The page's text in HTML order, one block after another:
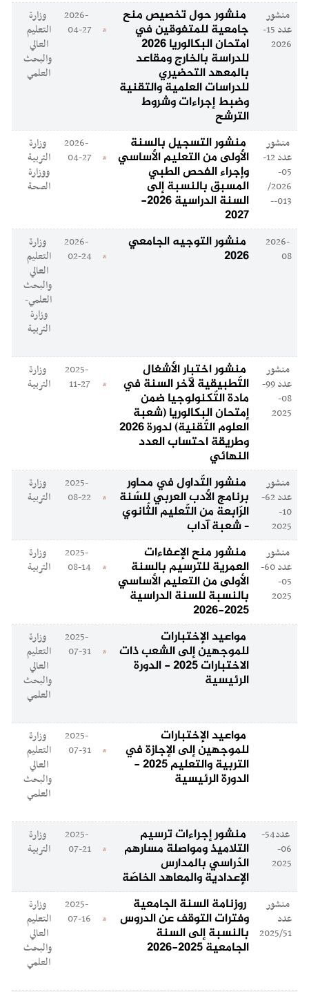
منشور
عدد 15-
2026
منشور حول تخصيص منح
جامعية للمتفوقين في
امتحان البكالوريا 2026
للدراسة بالخارج ومقاعد
بالمعهد التحضيري
للدراسات العلمية والتقنية
وضبط إجراءات وشروط
الترشح
2026-
04-27
وزارة
التعليم
العالي
والبحث
العلمي
منشور
عدد 12-
05-
2026/
013--
منشور التسجيل بالسنة
الأولى من التعليم الأساسي
وإجراء الفحص الطبي
المسبق بالنسبة إلى
السنة الدراسية 2026-
2027
2026-
04-27
وزارة
التربية
ووزارة
الصحة
2026-
08
منشور التوجيه الجامعي
2026
2026-
02-24
وزارة
التعليم
العالي
والبحث
العلمي-
وزارة
التربية
منشور
عدد 99-
08-
2025
منشور اختبار الأشغال
التّطبيقية لآخر السنة في
مادة التّكنولوجيا ضمن
إمتحان البكالوريا (شعبة
العلوم التّقنية) لدورة 2026
وطريقة احتساب العدد
النهائي
2025-
11-27
وزارة
التربية
منشور
عدد 62-
10-
2025
منشور التّداول في محاور
برنامج الأدب العربي للسّنة
الرّابعة من التّعليم الثّانوي
– شعبة آداب
2025-
08-22
وزارة
التربية
منشور
عدد 60-
05-
2025
منشور منح الإعفاءات
العمرية للترسيم بالسنة
الأولى من التعليم الأساسي
بالنسبة للسنة الدراسية
2025-2026
2025-
08-14
وزارة
التربية
مواعيد الإختبارات
للموجهين إلى الشعب ذات
الاختبارات 2025 - الدورة
الرئيسية
2025-
07-31
وزارة
التعليم
العالي
والبحث
العلمي
مواعيد الإختبارات
للموجهين إلى الإجازة في
التربية والتعليم 2025 -
الدورة الرئيسية
2025-
07-31
وزارة
التعليم
العالي
والبحث
العلمي
عدد54-
06-
2025
منشور إجراءات ترسيم
التلاميذ ومواصلة مسارهم
الدّراسي بالمدارس
الإعدادية والمعاهد الخاصّة
2025-
07-21
وزارة
التربية
منشور
عدد
2025/51
روزنامة السنة الجامعية
وفترات التوقف عن الدروس
بالنسبة إلى السنة
الجامعية 2025-2026
2025-
07-16
وزارة
التعليم
العالي
والبحث
العلمي